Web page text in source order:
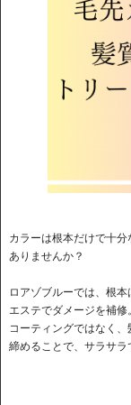
カラーは根本だけで十
ありませんか？
ロアゾブルーでは、根
エステでダメージを補修。
コーティングではなく
締めることで、サラサラ